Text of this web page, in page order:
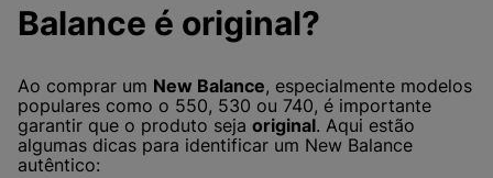
Balance é original?
Ao comprar um New Balance, especialmente modelos
populares como o 550, 530 ou 740, é importante
garantir que o produto seja original. Aqui estão
algumas dicas para identificar um New Balance
autêntico: